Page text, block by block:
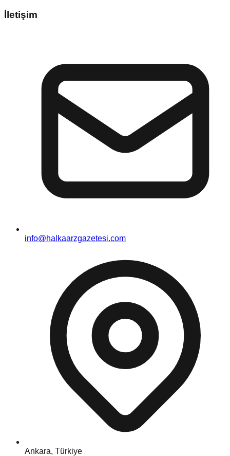
İletişim
info@halkaarzgazetesi.com
Ankara, Türkiye